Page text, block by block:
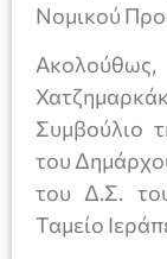
Νομικού
Συμβούλιο
του
του Δ.Σ.
Ταμείο